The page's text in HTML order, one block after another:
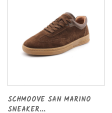
SCHMOOVE SAN MARINO
SNEAKER...